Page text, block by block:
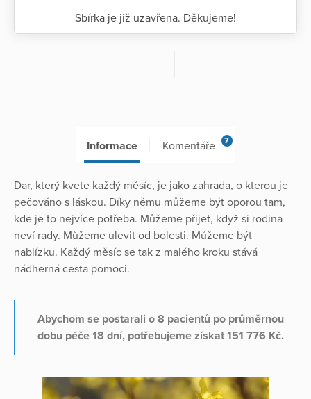
Sbírka je již uzavřena. Děkujeme!
Informace Komentáře 7
Dar, který kvete každý měsíc, je jako zahrada, o kterou je
pečováno s láskou. Díky němu můžeme být oporou tam,
kde je to nejvíce potřeba. Můžeme přijet, když si rodina
neví rady. Můžeme ulevit od bolesti. Můžeme být
nablízku. Každý měsíc se tak z malého kroku stává
nádherná cesta pomoci.
Abychom se postarali o 8 pacientů po průměrnou
dobu péče 18 dní, potřebujeme získat 151 776 Kč.